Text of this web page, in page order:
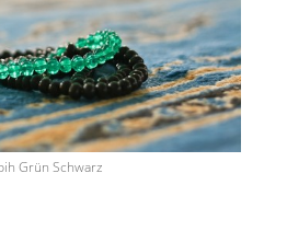
Grün Schwarz